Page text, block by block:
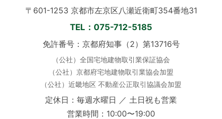
〒601-1253 京都市左京区八瀬近衛町354番地31
TEL：075-712-5185
免許番号：京都府知事（2）第13716号
（公社）全国宅地建物取引業保証協会
（公社）京都府宅地建物取引業協会加盟
（公社）近畿地区 不動産公正取引協議会加盟
定休日：毎週水曜日 ／ 土日祝も営業
営業時間：10:00〜19:00